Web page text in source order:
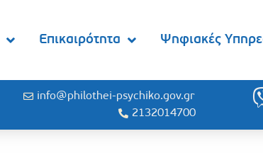
Επικαιρότητα Ψηφιακές
info@philothei-psychiko.gov.gr
2132014700